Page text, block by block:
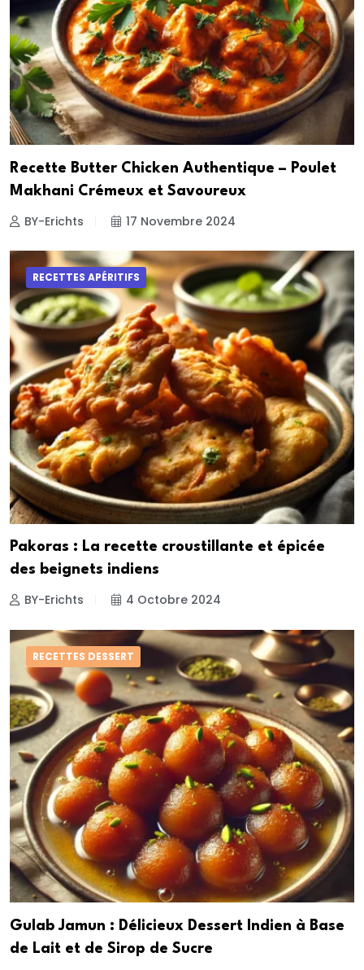
Recette Butter Chicken Authentique – Poulet
Makhani Crémeux et Savoureux
BY-Erichts 17 Novembre 2024
RECETTES APÉRITIFS
Pakoras : La recette croustillante et épicée
des beignets indiens
BY-Erichts 4 Octobre 2024
RECETTES DESSERT
Gulab Jamun : Délicieux Dessert Indien à Base
de Lait et de Sirop de Sucre